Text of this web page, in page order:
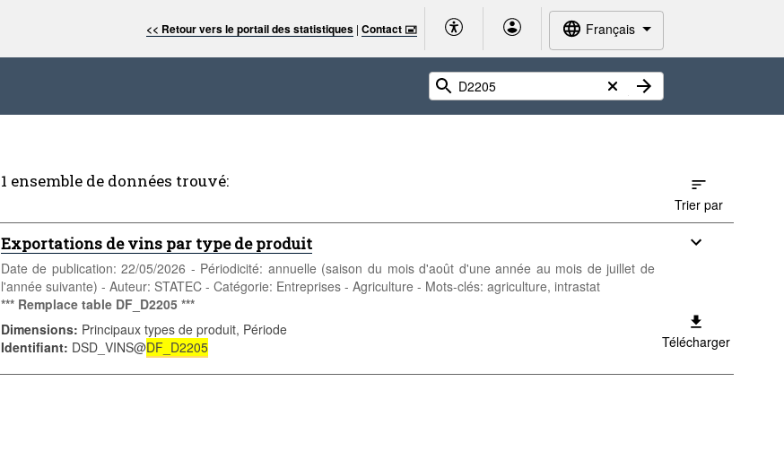
<< Retour vers le portail des statistiques |Contact 🖃 Français
1 ensemble de données trouvé:
Trier par
Exportations de vins par type de produit
Date de publication: 22/05/2026 - Périodicité: annuelle (saison du mois d'août d'une année au mois de juillet de
l'année suivante) - Auteur: STATEC - Catégorie: Entreprises - Agriculture - Mots-clés: agriculture, intrastat
*** Remplace table DF_D2205 ***
Dimensions: Principaux types de produit, Période
Identifiant: DSD_VINS@DF_D2205 Télécharger